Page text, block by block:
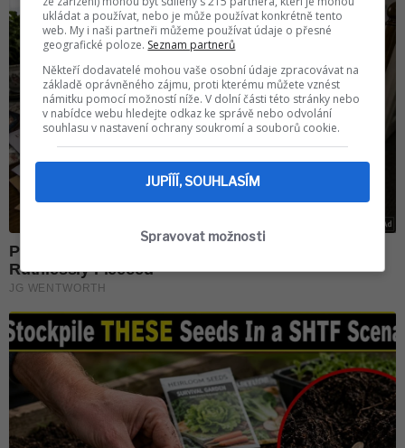
ukládat a používat, nebo je může používat konkrétně tento
web. My i naši partneři můžeme používat údaje o přesné
geografické poloze. Seznam partnerů
Někteří dodavatelé mohou vaše osobní údaje zpracovávat na
základě oprávněného zájmu, proti kterému můžete vznést
námitku pomocí možností níže. V dolní části této stránky nebo
v nabídce webu hledejte odkaz ke správě nebo odvolání
souhlasu v nastavení ochrany soukromí a souborů cookie.
JUPÍÍÍ, SOUHLASÍM
Spravovat možnosti